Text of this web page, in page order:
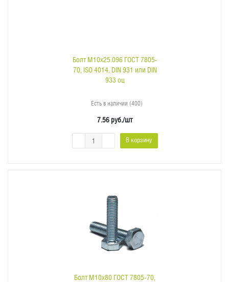
Болт M10x25.096 ГОСТ 7805-
70, ISO 4014, DIN 931 или DIN
933 оц
Есть в наличии (400)
7.56 руб./шт
В корзину
Болт M10x80 ГОСТ 7805-70,